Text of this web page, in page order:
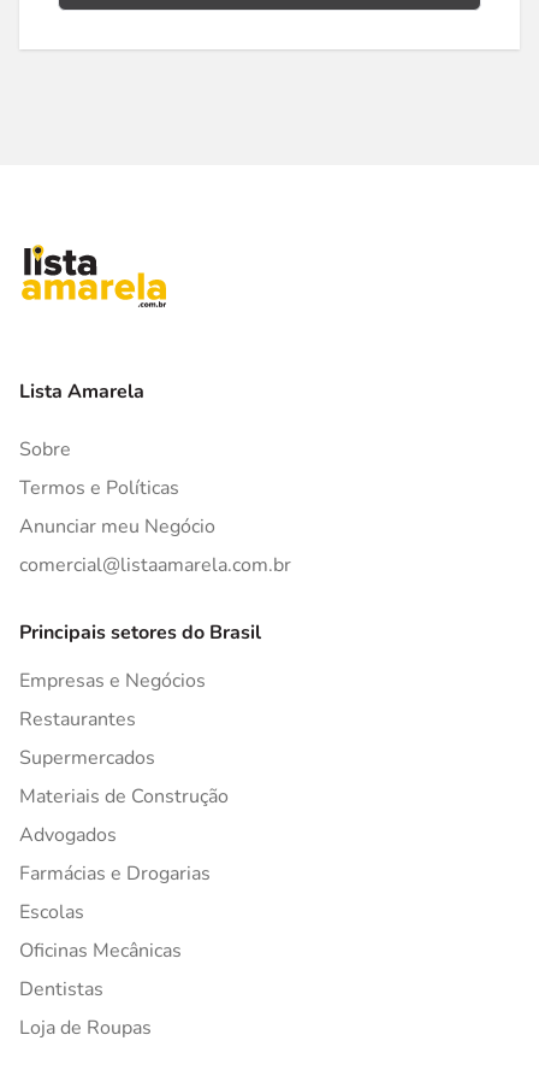
Lista Amarela
Sobre
Termos e Políticas
Anunciar meu Negócio
comercial@listaamarela.com.br
Principais setores do Brasil
Empresas e Negócios
Restaurantes
Supermercados
Materiais de Construção
Advogados
Farmácias e Drogarias
Escolas
Oficinas Mecânicas
Dentistas
Loja de Roupas